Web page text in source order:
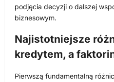
podjęcia decyzji o dalszej
biznesowym.
Najistotniejsze
kredytem, a
Pierwszą fundamentalną